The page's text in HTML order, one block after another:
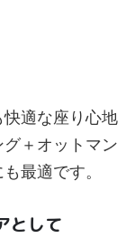
適な座り心地
＋オットマン
最適です。
として